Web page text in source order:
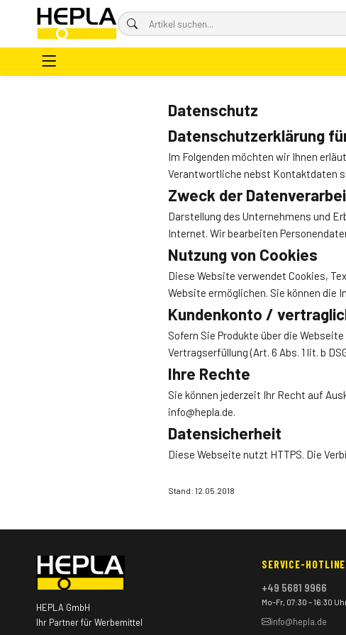
Datenschutz
Datenschutzerklärung
Im Folgenden möchten wir Ihnen
Verantwortliche nebst Kontaktdaten
Zweck der
Darstellung des Unternehmens und
Internet. Wir bearbeiten
Nutzung von Cookies
Diese Website verwendet Cookies,
Website ermöglichen. Sie können die
Kundenkonto /
Sofern Sie Produkte über die
Vertragserfüllung (Art. 6 Abs. 1 lit. b
Ihre Rechte
Sie können jederzeit Ihr Recht auf
info@hepla.de
Datensicherheit
Diese Webseite nutzt HTTPS. Die
Stand: 12.05.2018
HEPLA GmbH
Ihr Partner für Werbemittel
SERVICE-HOTLINE
+49 5681 9966
Mo–Fr, 07:30 – 16:30
info@hepla.de